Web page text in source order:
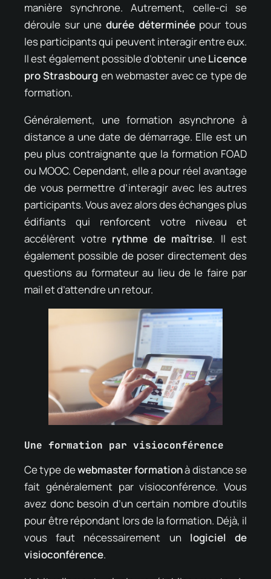
manière synchrone. Autrement, celle-ci se
déroule sur une durée déterminéepour tous
les participants qui peuvent interagir entre eux.
Il est également possible d’obtenir uneLicence
pro Strasbourg en webmaster avec ce type de
formation.
Généralement, une formation asynchrone à
distance a une date de démarrage. Elle est un
peu plus contraignante que la formation FOAD
ou MOOC. Cependant, elle a pour réel avantage
de vous permettre d’interagir avec les autres
participants. Vous avez alors des échanges plus
édifiants qui renforcent votre niveau et
accélèrent votre rythme de maîtrise. Il est
également possible de poser directement des
questions au formateur au lieu de le faire par
mail et d’attendre un retour.
Une formation par visioconférence
Ce type dewebmaster formationà distance se
fait généralement par visioconférence. Vous
avez donc besoin d’un certain nombre d’outils
pour être répondant lors de la formation. Déjà, il
vous faut nécessairement un logiciel de
visioconférence.